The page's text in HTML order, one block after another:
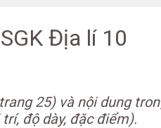
Địa lí 10
25) và nội dung
độ dày, đặc điểm).